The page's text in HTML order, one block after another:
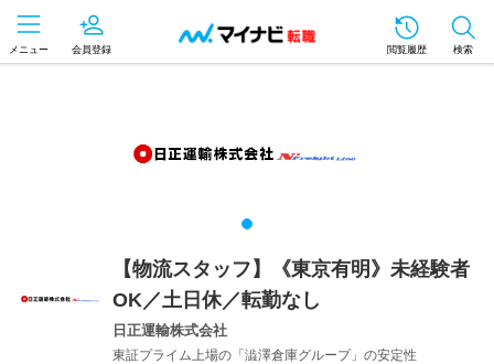
メニュー 会員登録 閲覧履歴 検索
【物流スタッフ】《東京有明》未経験者
OK／土日休／転勤なし
日正運輸株式会社
東証プライム上場の「澁澤倉庫グループ」の安定性